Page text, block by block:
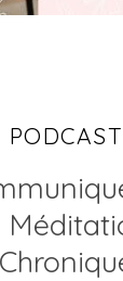
PODCAST